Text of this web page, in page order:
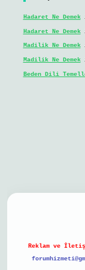
Hadaret Ne Demek
Hadaret Ne Demek
Madilik Ne Demek
Madilik Ne Demek
Beden Dili
Reklam ve